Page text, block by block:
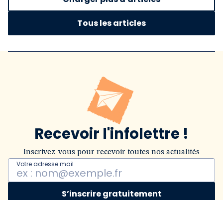
Tous les articles
Recevoir l'infolettre !
Inscrivez-vous pour recevoir toutes nos actualités
Votre adresse mail
S’inscrire gratuitement